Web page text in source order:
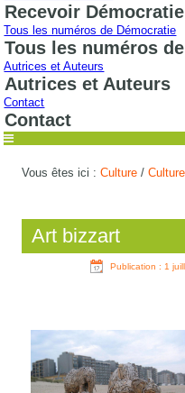
Recevoir Démocratie
Tous les numéros de Démocratie
Tous les numéros
Autrices et Auteurs
Autrices et Auteurs
Contact
Contact
Vous êtes ici :Culture /Culture
Art bizzart
Publication : 1